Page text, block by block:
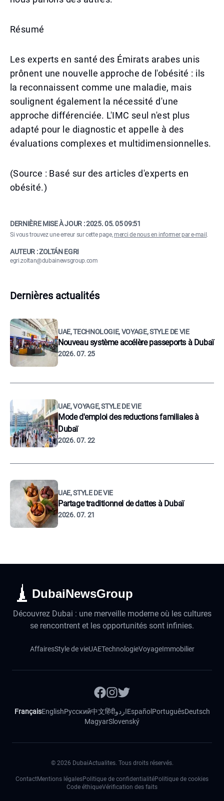
Résumé
Les experts en santé des Émirats arabes unis
prônent une nouvelle approche de l'obésité : ils
la reconnaissent comme une maladie, mais
soulignent également la nécessité d'une
approche différenciée. L'IMC seul n'est plus
adapté pour le diagnostic et appelle à des
évaluations complexes et multidimensionnelles.
(Source : Basé sur des articles d'experts en
obésité.)
DERNIÈRE MISE À JOUR :2025. 05. 05 09:51
Si vous trouvez une erreur sur cette page,merci de nous en informer par e-mail .
AUTEUR : ZOLTÁN EGRI
egri.zoltan@dubainewsgroup.com
Dernières actualités
UAE, TECHNOLOGIE, VOYAGE, STYLE DE VIE
Nouveau système accélère passeports à Dubaï
2026. 07. 25
UAE, VOYAGE, STYLE DE VIE
Mode d'emploi des reductions familiales à
Dubaï
2026. 07. 22
UAE, STYLE DE VIE
Partage traditionnel de dattes à Dubaï
2026. 07. 21
DubaiNewsGroup
Découvrez Dubai : une merveille moderne où les cultures
se rencontrent et les opportunités sont infinies.
AffairesStyle de vieUAETechnologieVoyageImmobilier
FrançaisEnglishРусский中文हिंदीاردوEspañol PortuguêsDeutsch
MagyarSlovenský
© 2026 DubaiActualites. Tous droits réservés.
ContactMentions légalesPolitique de confidentialitéPolitique de cookies
Code éthiqueVérification des faits